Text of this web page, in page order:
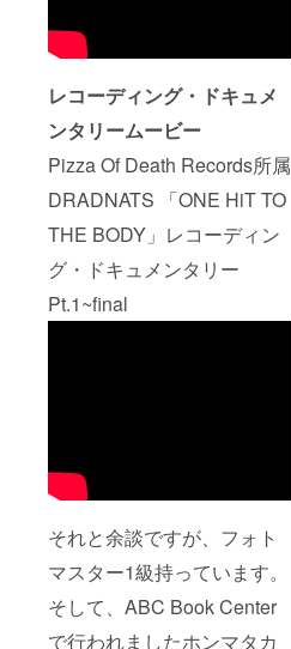
レコーディング・ドキュメ
ンタリームービー
Pizza Of Death Records所属
DRADNATS 「ONE HiT TO
THE BODY」レコーディン
グ・ドキュメンタリー
Pt.1~final
それと余談ですが、フォト
マスター1級持っています。
そして、ABC Book Center
で行われましたホンマタカ